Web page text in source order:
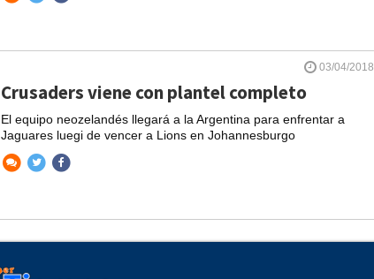
03/04/2018
Crusaders viene con plantel completo
El equipo neozelandés llegará a la Argentina para enfrentar a
Jaguares luegi de vencer a Lions en Johannesburgo